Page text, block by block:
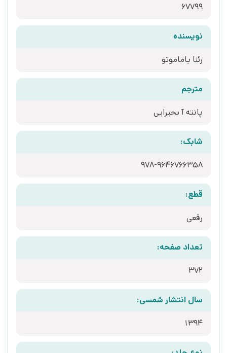
67799
نویسنده
رئنا یاماموتو
مترجم
پانته آ بحیرایی
شابک:
978-9646766358
قطع:
رقعی
تعداد صفحه:
372
سال انتشار شمسی:
1394